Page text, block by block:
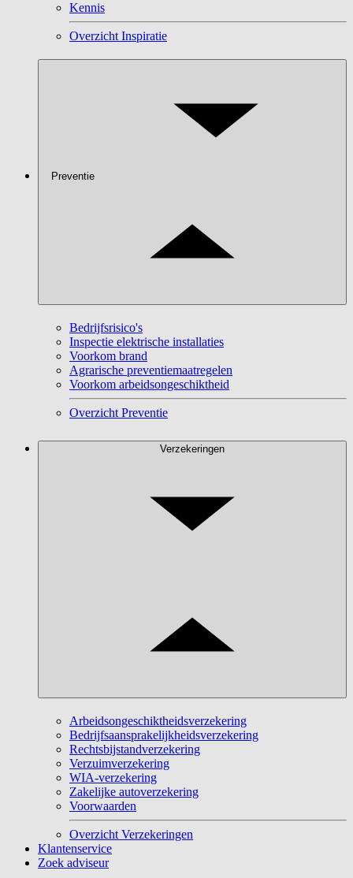
Kennis
Overzicht Inspiratie
Preventie
Bedrijfsrisico's
Inspectie elektrische installaties
Voorkom brand
Agrarische preventiemaatregelen
Voorkom arbeidsongeschiktheid
Overzicht Preventie
Verzekeringen
Arbeidsongeschiktheidsverzekering
Bedrijfsaansprakelijkheidsverzekering
Rechtsbijstandverzekering
Verzuimverzekering
WIA-verzekering
Zakelijke autoverzekering
Voorwaarden
Overzicht Verzekeringen
Klantenservice
Zoek adviseur